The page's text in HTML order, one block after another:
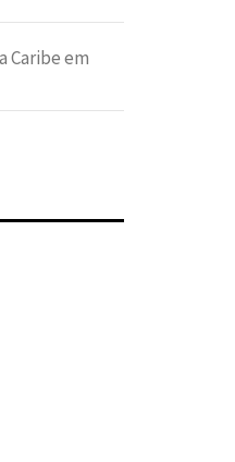
Caribe em